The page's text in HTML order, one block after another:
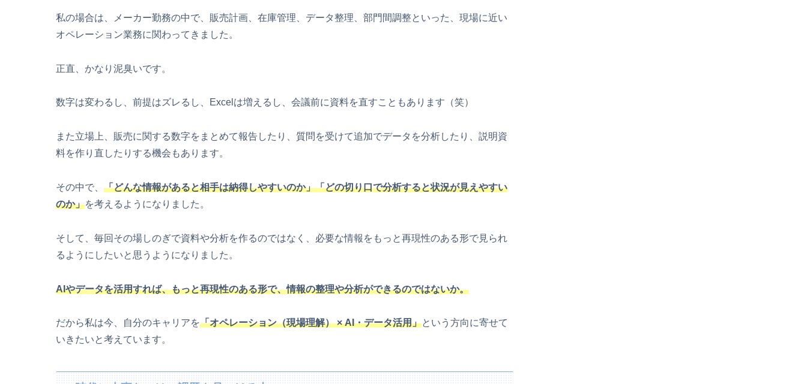
私の場合は、メーカー勤務の中で、販売計画、在庫管理、データ整理、部門間調整といった、現場に近い
オペレーション業務に関わってきました。
正直、かなり泥臭いです。
数字は変わるし、前提はズレるし、Excelは増えるし、会議前に資料を直すこともあります（笑）
また立場上、販売に関する数字をまとめて報告したり、質問を受けて追加でデータを分析したり、説明資
料を作り直したりする機会もあります。
その中で、 「どんな情報があると相手は納得しやすいのか」「どの切り口で分析すると状況が見えやすい
のか」を考えるようになりました。
そして、毎回その場しのぎで資料や分析を作るのではなく、必要な情報をもっと再現性のある形で見られ
るようにしたいと思うようになりました。
AIやデータを活用すれば、もっと再現性のある形で、情報の整理や分析ができるのではないか。
だから私は今、自分のキャリアを「オペレーション（現場理解） × AI・データ活用」という方向に寄せて
いきたいと考えています。